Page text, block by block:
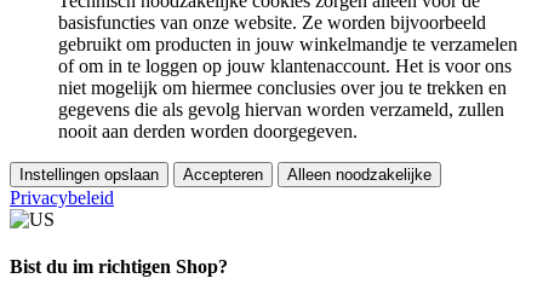
basisfuncties van onze website. Ze worden bijvoorbeeld
gebruikt om producten in jouw winkelmandje te verzamelen
of om in te loggen op jouw klantenaccount. Het is voor ons
niet mogelijk om hiermee conclusies over jou te trekken en
gegevens die als gevolg hiervan worden verzameld, zullen
nooit aan derden worden doorgegeven.
Instellingen opslaan Accepteren Alleen noodzakelijke
Privacybeleid
Bist du im richtigen Shop?